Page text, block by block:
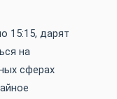
15:15, дарят
на
сферах